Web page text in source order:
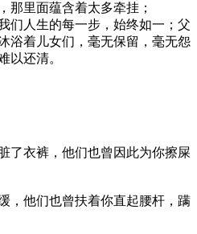
那里面蕴含着太多牵挂；
们人生的每一步，始终如一；父
浴着儿女们，毫无保留，毫无怨
以还清。
了衣裤，他们也曾因此为你擦屎
，他们也曾扶着你直起腰杆，蹒